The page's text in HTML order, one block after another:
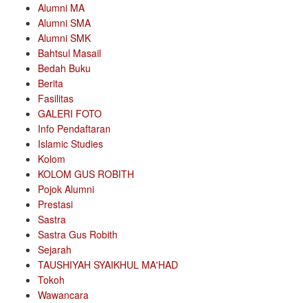
Alumni MA
Alumni SMA
Alumni SMK
Bahtsul Masail
Bedah Buku
Berita
Fasilitas
GALERI FOTO
Info Pendaftaran
Islamic Studies
Kolom
KOLOM GUS ROBITH
Pojok Alumni
Prestasi
Sastra
Sastra Gus Robith
Sejarah
TAUSHIYAH SYAIKHUL MA'HAD
Tokoh
Wawancara